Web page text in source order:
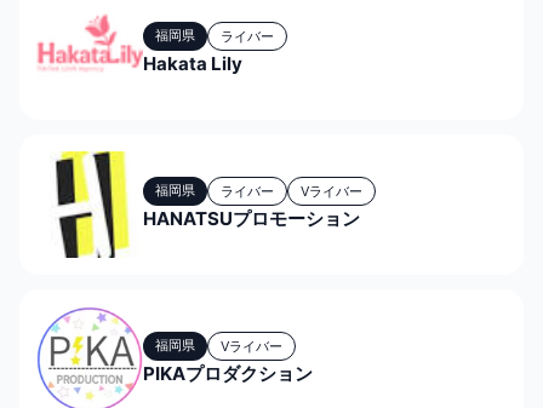
福岡県 ライバー
Hakata Lily
福岡県 ライバー Vライバー
HANATSUプロモーション
福岡県 Vライバー
PIKAプロダクション